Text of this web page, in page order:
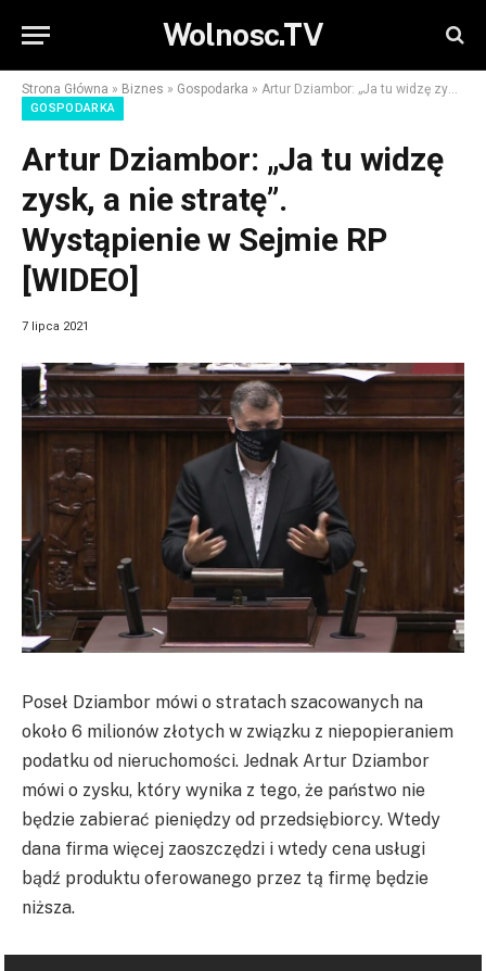
Wolnosc.TV
Strona Główna » Biznes » Gospodarka » Artur Dziambor: „Ja tu widzę zysk, a nie stratę”. Wystąpienie w Sejmie RP [WIDEO]
GOSPODARKA
Artur Dziambor: „Ja tu widzę
zysk, a nie stratę”.
Wystąpienie w Sejmie RP
[WIDEO]
7 lipca 2021
Poseł Dziambor mówi o stratach szacowanych na
około 6 milionów złotych w związku z niepopieraniem
podatku od nieruchomości. Jednak Artur Dziambor
mówi o zysku, który wynika z tego, że państwo nie
będzie zabierać pieniędzy od przedsiębiorcy. Wtedy
dana firma więcej zaoszczędzi i wtedy cena usługi
bądź produktu oferowanego przez tą firmę będzie
niższa.